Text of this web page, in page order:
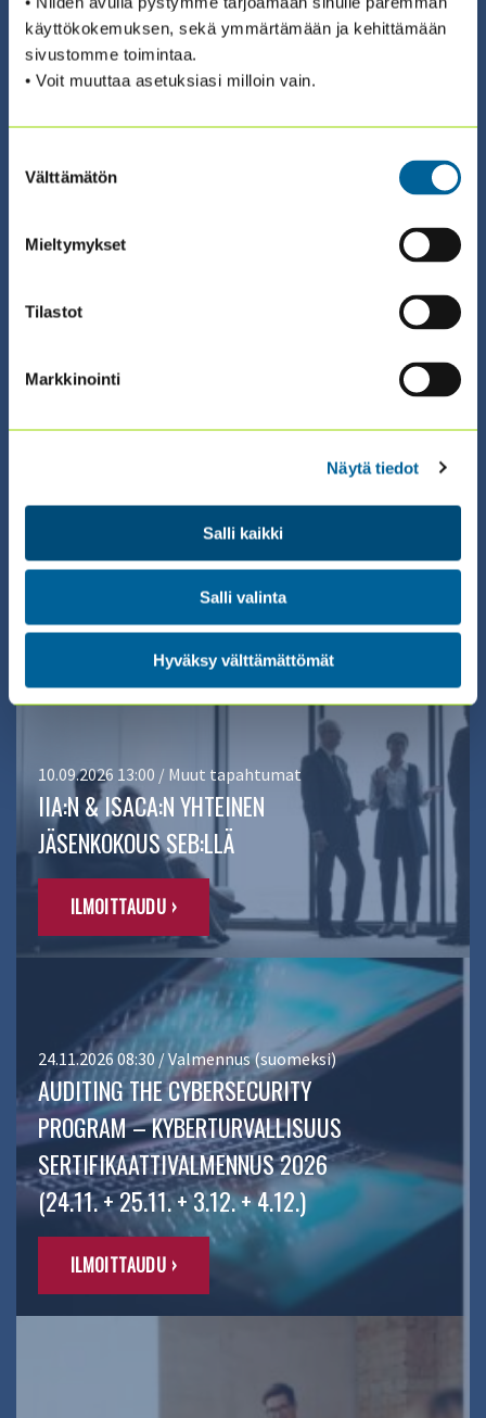
käyttökokemuksen, sekä ymmärtämään ja kehittämään
sivustomme toimintaa.
• Voit muuttaa asetuksiasi milloin vain.
valinta
Välttämätön
Mieltymykset
Tilastot
Markkinointi
Näytä tiedot
Salli kaikki
Salli valinta
Hyväksy välttämättömät
01.04.2026 00:00 / Itseopiskelu (eng)
CIA CHALLENGE EXAM 2026 –
VALMISTAUDU BECKERIN REVIEW -
OPPIMISALUSTALLA
ILMOITTAUDU ›
31.08.2026 08:30 / Koulutus
10.09.2026 13:00 / Muut tapahtumat
IIA:N & ISACA:N YHTEINEN
JÄSENKOKOUS SEB:LLÄ
ILMOITTAUDU ›
24.11.2026 08:30 / Valmennus (suomeksi)
AUDITING THE CYBERSECURITY
PROGRAM – KYBERTURVALLISUUS
SERTIFIKAATTIVALMENNUS 2026
(24.11. + 25.11. + 3.12. + 4.12.)
ILMOITTAUDU ›